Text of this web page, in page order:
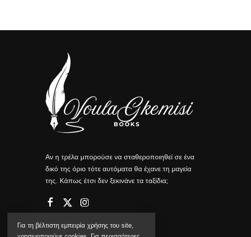
Αν η τρέλα μπορούσε να σταθεροποιηθεί σε ένα
δικό της όριο τότε αυτόματα θα έχανε τη μαγεία
της. Κάπως έτσι δεν ξεκινάνε τα ταξίδια;
Για τη βέλτιστη εμπειρία χρήσης του site,